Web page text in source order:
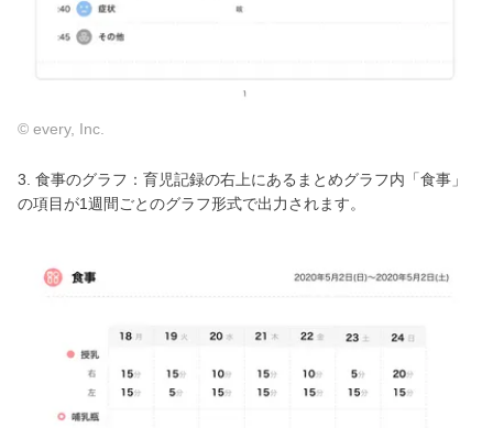
© every, Inc.
3. 食事のグラフ：育児記録の右上にあるまとめグラフ内「食事」
の項目が1週間ごとのグラフ形式で出力されます。